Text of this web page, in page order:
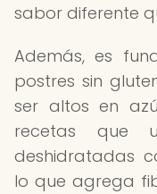
sabor diferente
Además, es
postres sin
ser altos en
recetas que
deshidratadas
lo que agrega